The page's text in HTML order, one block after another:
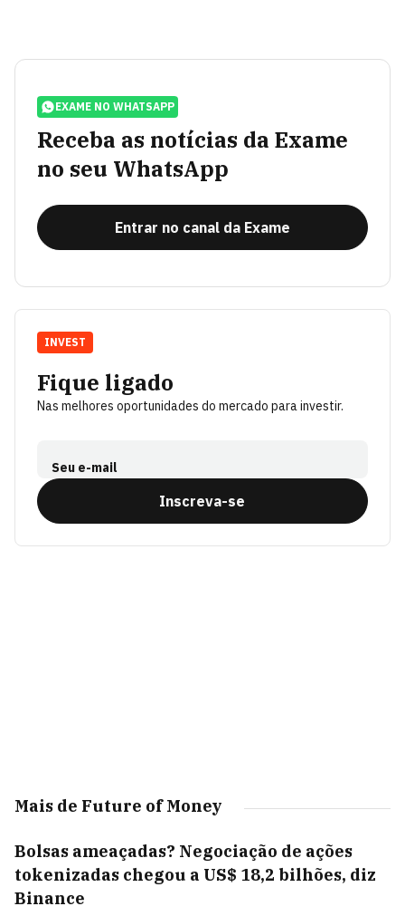
EXAME NO WHATSAPP
Receba as notícias da Exame
no seu WhatsApp
Entrar no canal da Exame
Fique ligado
Nas melhores oportunidades do mercado para investir.
Seu e-mail
Inscreva-se
INVEST
Mais de Future of Money
Bolsas ameaçadas? Negociação de ações
tokenizadas chegou a US$ 18,2 bilhões, diz
Binance